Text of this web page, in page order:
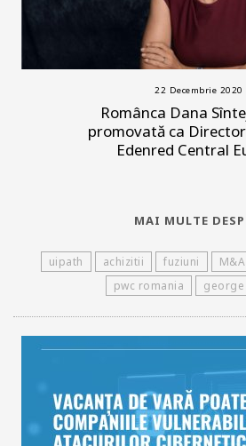
22 Decembrie 2020
Românca Dana
promovată ca
Edenred Central
MAI MULTE
uipath achizitii fuziuni M&A
pwc romania
george